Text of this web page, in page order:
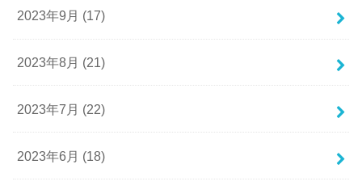
2023年9月 (17)
2023年8月 (21)
2023年7月 (22)
2023年6月 (18)